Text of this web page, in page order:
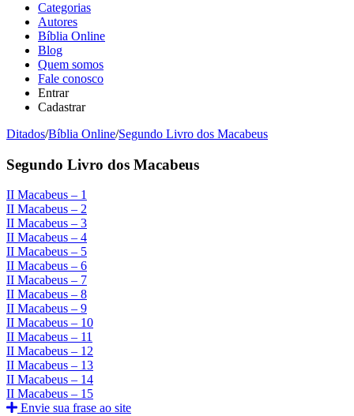
Categorias
Autores
Bíblia Online
Blog
Quem somos
Fale conosco
Entrar
Cadastrar
Ditados/Bíblia Online/Segundo Livro dos Macabeus
Segundo Livro dos Macabeus
II Macabeus – 1
II Macabeus – 2
II Macabeus – 3
II Macabeus – 4
II Macabeus – 5
II Macabeus – 6
II Macabeus – 7
II Macabeus – 8
II Macabeus – 9
II Macabeus – 10
II Macabeus – 11
II Macabeus – 12
II Macabeus – 13
II Macabeus – 14
II Macabeus – 15
Envie sua frase ao site